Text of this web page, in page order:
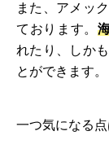
また、アメッ
ております。
れたり、しかも
とができます。
一つ気になる点